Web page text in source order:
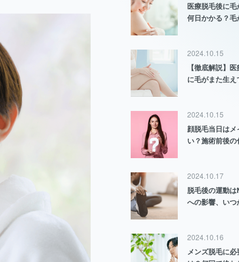
医療脱毛後に
何日かかる？毛
2024.10.15
【徹底解説】
に毛がまた生
2024.10.15
顔脱毛当日は
い？施術前後
2024.10.17
脱毛後の運動
への影響、いつ
2024.10.16
メンズ脱毛に必